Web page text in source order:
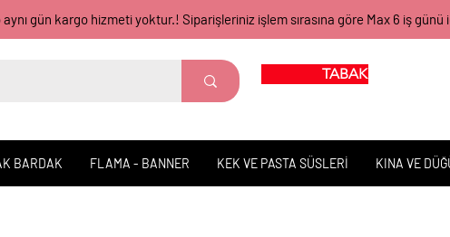
gün kargo hizmeti yoktur.! Siparişleriniz işlem sırasına göre Max 6 iş
TABAK BARDAK
BARDAK FLAMA - BANNER KEK VE PASTA SÜSLERİ KINA VE